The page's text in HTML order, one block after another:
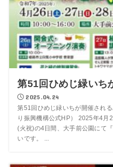
第51回ひめじ緑いち
2025.04.24
第51回ひめじ緑いちが開催され
り振興機構公式HP） 2025年4月
(火祝)の4日間、大手前公園にて
いです。 ...